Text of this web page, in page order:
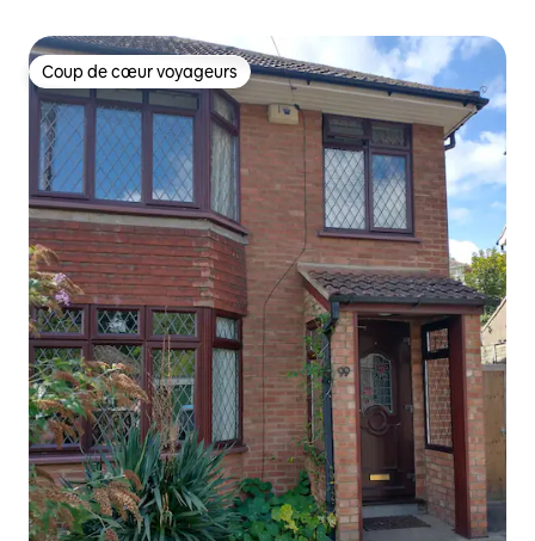
Coup de cœur voyageurs
Coup de cœur voyageurs